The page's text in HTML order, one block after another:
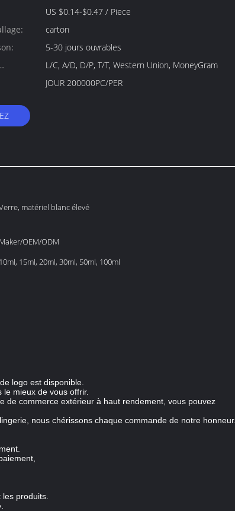
US $0.14-$0.47 / Piece
carton
5-30 jours ouvrables
L/C, A/D, D/P, T/T, Western Union, MoneyGram
JOUR 200000PC/PER
matériel blanc élevé
Maker/OEM/ODM
10ml, 15ml, 20ml, 30ml, 50ml, 100ml
logo est disponible.
mieux de vous offrir.
de commerce extérieur à haut rendement, vous pouvez
nous chérissons chaque commande de notre honneur.
produits.